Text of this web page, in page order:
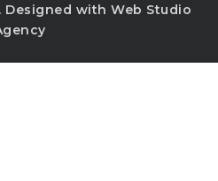
Designed with Web Studio